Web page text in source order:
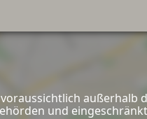
außerhalb
und